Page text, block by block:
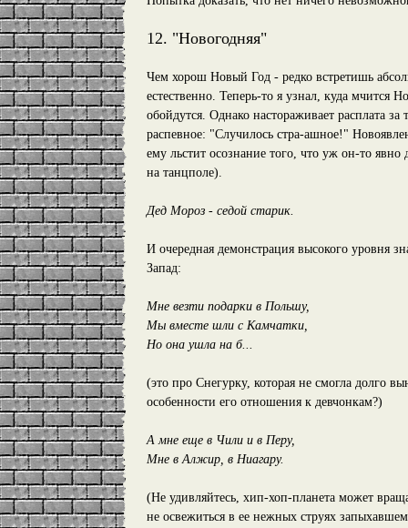
12. "Новогодняя"
Чем хорош Новый Год - редко встретишь
естественно. Теперь-то я узнал, куда
обойдутся. Однако настораживает расплата
распевное: "Случилось стра-ашное!"
ему льстит осознание того, что уж он-то явно
на танцполе).
Дед Мороз - седой старик.
И очередная демонстрация высокого уровня
Запад:
Мне везти подарки в Польшу,
Мы вместе шли с Камчатки,
Но она ушла на б...
(это про Снегурку, которая не смогла долго
особенности его отношения к девчонкам?)
А мне еще в Чили и в Перу,
Мне в Алжир, в Ниагару.
(Не удивляйтесь, хип-хоп-планета может
не освежиться в ее нежных струях